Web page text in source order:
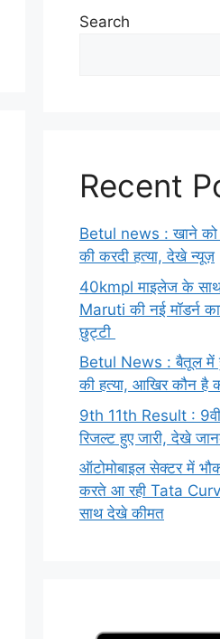
Search
Recent
Betul news : खाने को
की करदी हत्या, देखे न्यूज़
40kmpl माइलेज के साथ
Maruti की नई मॉडर्न
छुट्टी
Betul News : बैतूल में
की हत्या, आखिर कौन है
9th 11th Result :
रिजल्ट हुए जारी, देखे
ऑटोमोबाइल सेक्टर में
करते आ रही Tata
साथ देखे कीमत